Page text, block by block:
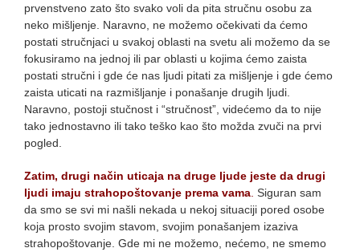
prvenstveno zato što svako voli da pita stručnu osobu za
neko mišljenje. Naravno, ne možemo očekivati da ćemo
postati stručnjaci u svakoj oblasti na svetu ali možemo da se
fokusiramo na jednoj ili par oblasti u kojima ćemo zaista
postati stručni i gde će nas ljudi pitati za mišljenje i gde ćemo
zaista uticati na razmišljanje i ponašanje drugih ljudi.
Naravno, postoji stučnost i “stručnost”, videćemo da to nije
tako jednostavno ili tako teško kao što možda zvuči na prvi
pogled.
Zatim, drugi način uticaja na druge ljude jeste da drugi
ljudi imaju strahopoštovanje prema vama Siguran sam
da smo se svi mi našli nekada u nekoj situaciji pored osobe
koja prosto svojim stavom, svojim ponašanjem izaziva
strahopoštovanje. Gde mi ne možemo, nećemo, ne smemo